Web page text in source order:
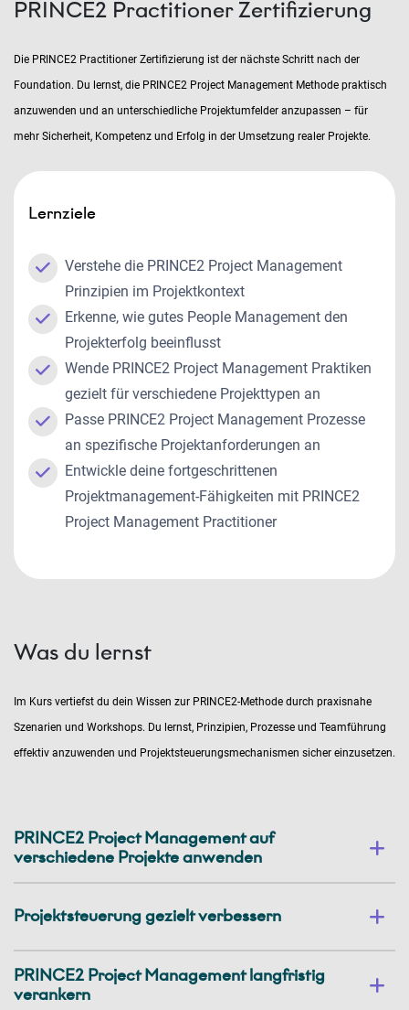
PRINCE2 Practitioner Zertifizierung
Die PRINCE2 Practitioner Zertifizierung ist der nächste Schritt nach der
Foundation. Du lernst, die PRINCE2 Project Management Methode praktisch
anzuwenden und an unterschiedliche Projektumfelder anzupassen – für
mehr Sicherheit, Kompetenz und Erfolg in der Umsetzung realer Projekte.
Lernziele
Verstehe die PRINCE2 Project Management
Prinzipien im Projektkontext
Erkenne, wie gutes People Management den
Projekterfolg beeinflusst
Wende PRINCE2 Project Management Praktiken
gezielt für verschiedene Projekttypen an
Passe PRINCE2 Project Management Prozesse
an spezifische Projektanforderungen an
Entwickle deine fortgeschrittenen
Projektmanagement-Fähigkeiten mit PRINCE2
Project Management Practitioner
Was du lernst
Im Kurs vertiefst du dein Wissen zur PRINCE2-Methode durch praxisnahe
Szenarien und Workshops. Du lernst, Prinzipien, Prozesse und Teamführung
effektiv anzuwenden und Projektsteuerungsmechanismen sicher einzusetzen.
PRINCE2 Project Management auf
verschiedene Projekte anwenden
Projektsteuerung gezielt verbessern
PRINCE2 Project Management langfristig
verankern